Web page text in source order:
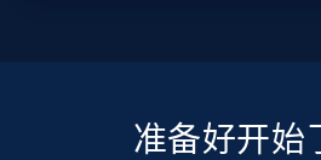
准备好开始